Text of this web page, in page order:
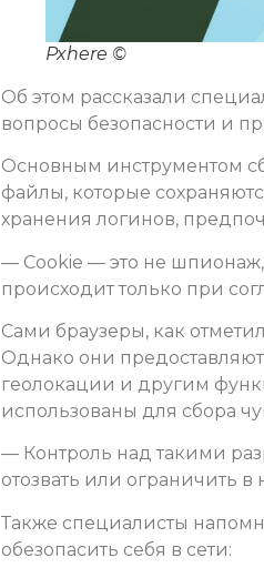
Pxhere ©
Об этом рассказали
вопросы безопасности и
Основным инструментом
файлы, которые
хранения логинов,
— Cookie — это не шпионаж,
происходит только при
Сами браузеры, как
Однако они
геолокации и другим
использованы для сбора
— Контроль над такими
отозвать или ограничить
Также специалисты
обезопасить себя в сети: